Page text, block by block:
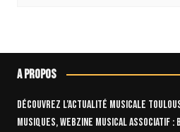
A propos
Découvrez l’actualité musicale
Musiques, webzine musical associatif